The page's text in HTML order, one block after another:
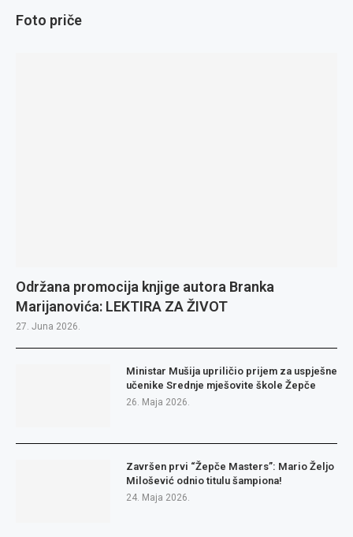
Foto priče
Održana promocija knjige autora Branka
Marijanovića: LEKTIRA ZA ŽIVOT
27. Juna 2026.
Ministar Mušija upriličio prijem za uspješne
učenike Srednje mješovite škole Žepče
26. Maja 2026.
Završen prvi “Žepče Masters”: Mario Željo
Milošević odnio titulu šampiona!
24. Maja 2026.